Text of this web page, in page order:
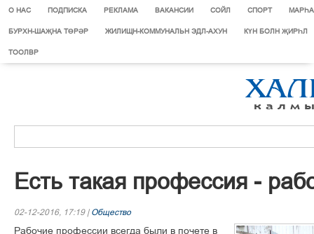
О НАС ПОДПИСКА РЕКЛАМА ВАКАНСИИ СОЙЛ СПОРТ
БУРХН-ШАҖНА ТӨРӘР ЖИЛИЩН-КОММУНАЛЬН ЭДЛ-АХУН КҮН БОЛН ҖИРҺЛ
ТООЛВР
Есть такая профессия -
02-12-2016, 17:19 | Общество
Рабочие профессии всегда были в почете в